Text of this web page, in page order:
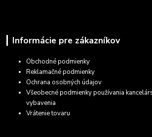
Informácie pre zákazníkov
Obchodné podmienky
Reklamačné podmienky
Ochrana osobných údajov
Všeobecné podmienky používania
vybavenia
Vrátenie tovaru